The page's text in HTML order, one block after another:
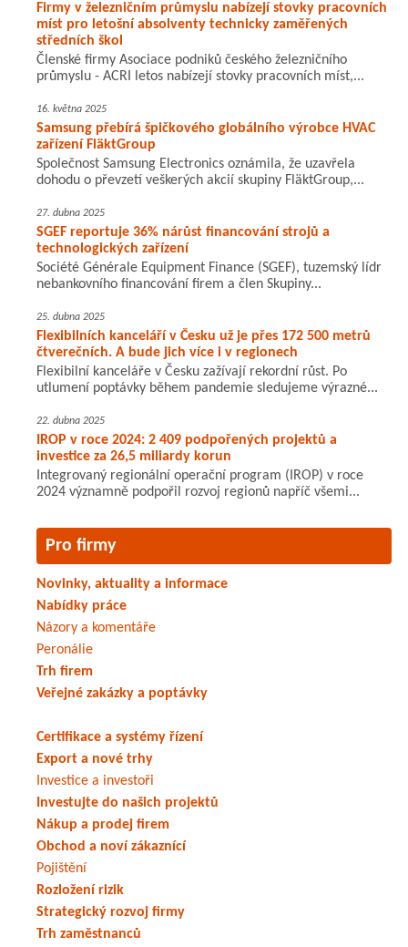
Firmy v železničním průmyslu nabízejí stovky pracovních
míst pro letošní absolventy technicky zaměřených
středních škol
Členské firmy Asociace podniků českého železničního
průmyslu - ACRI letos nabízejí stovky pracovních míst,...
16. května 2025
Samsung přebírá špičkového globálního výrobce HVAC
zařízení FläktGroup
Společnost Samsung Electronics oznámila, že uzavřela
dohodu o převzetí veškerých akcií skupiny FläktGroup,...
27. dubna 2025
SGEF reportuje 36% nárůst financování strojů a
technologických zařízení
Société Générale Equipment Finance (SGEF), tuzemský lídr
nebankovního financování firem a člen Skupiny...
25. dubna 2025
Flexibilních kanceláří v Česku už je přes 172 500 metrů
čtverečních. A bude jich více i v regionech
Flexibilní kanceláře v Česku zažívají rekordní růst. Po
utlumení poptávky během pandemie sledujeme výrazné...
22. dubna 2025
IROP v roce 2024: 2 409 podpořených projektů a
investice za 26,5 miliardy korun
Integrovaný regionální operační program (IROP) v roce
2024 významně podpořil rozvoj regionů napříč všemi...
Pro firmy
Novinky, aktuality a informace
Nabídky práce
Názory a komentáře
Peronálie
Trh firem
Veřejné zakázky a poptávky
Certifikace a systémy řízení
Export a nové trhy
Investice a investoři
Investujte do našich projektů
Nákup a prodej firem
Obchod a noví zákaznící
Pojištění
Rozložení rizik
Strategický rozvoj firmy
Trh zaměstnanců